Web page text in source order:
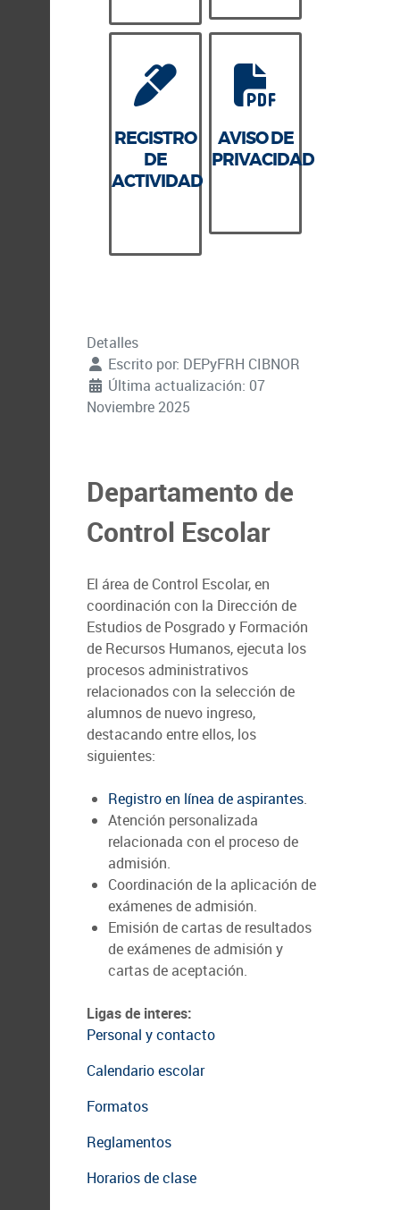
REGISTRO
DE
ACTIVIDAD
AVISO DE
PRIVACIDAD
Detalles
Escrito por: DEPyFRH CIBNOR
Última actualización: 07
Noviembre 2025
Departamento de
Control Escolar
El área de Control Escolar, en
coordinación con la Dirección de
Estudios de Posgrado y Formación
de Recursos Humanos, ejecuta los
procesos administrativos
relacionados con la selección de
alumnos de nuevo ingreso,
destacando entre ellos, los
siguientes:
Registro en línea de aspirantes.
Atención personalizada
relacionada con el proceso de
admisión.
Coordinación de la aplicación de
exámenes de admisión.
Emisión de cartas de resultados
de exámenes de admisión y
cartas de aceptación.
Ligas de interes:
Personal y contacto
Calendario escolar
Formatos
Reglamentos
Horarios de clase